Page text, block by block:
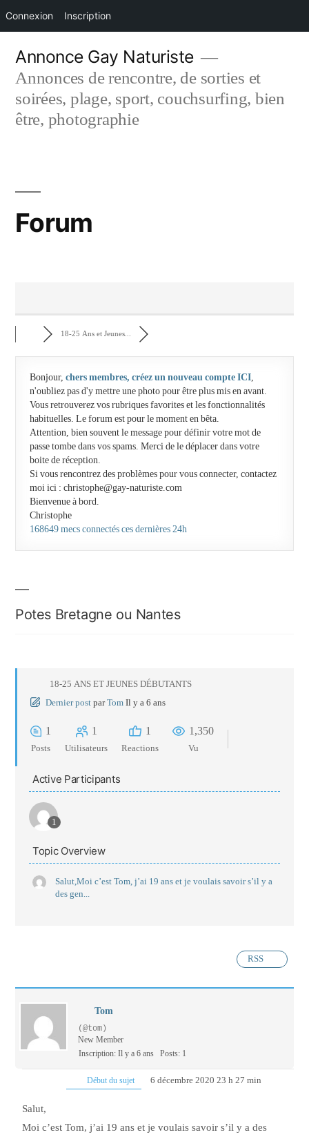
Connexion Inscription
contenu
Annonce Gay Naturiste
Annonces de rencontre, de sorties et
soirées, plage, sport, couchsurfing, bien
être, photographie
Forum
18-25 Ans et Jeunes...
Bonjour, chers membres, créez un nouveau compte ICI,
n'oubliez pas d'y mettre une photo pour être plus mis en avant.
Vous retrouverez vos rubriques favorites et les fonctionnalités
habituelles. Le forum est pour le moment en bêta.
Attention, bien souvent le message pour définir votre mot de
passe tombe dans vos spams. Merci de le déplacer dans votre
boite de réception.
Si vous rencontrez des problèmes pour vous connecter, contactez
moi ici : christophe@gay-naturiste.com
Bienvenue à bord.
Christophe
168649 mecs connectés ces dernières 24h
Potes Bretagne ou Nantes
18-25 ANS ET JEUNES DÉBUTANTS
Dernier postparTomIl y a 6 ans
1
Posts
1
Utilisateurs
1
Reactions
1,350
Vu
Active Participants
1
Topic Overview
Salut,Moi c’est Tom, j’ai 19 ans et je voulais savoir s’il y a
des gen...
RSS
Tom
(@tom)
New Member
Inscription: Il y a 6 ans Posts: 1
Début du sujet 6 décembre 2020 23 h 27 min
Salut,
Moi c’est Tom, j’ai 19 ans et je voulais savoir s’il y a des